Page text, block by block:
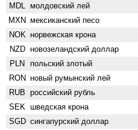
MDL молдовский лей
MXN мексиканский песо
NOK норвежская крона
NZD ново­зеландский доллар
PLN польский злотый
RON новый румынский лей
RUB российский рубль
SEK шведская крона
SGD сингапурский доллар